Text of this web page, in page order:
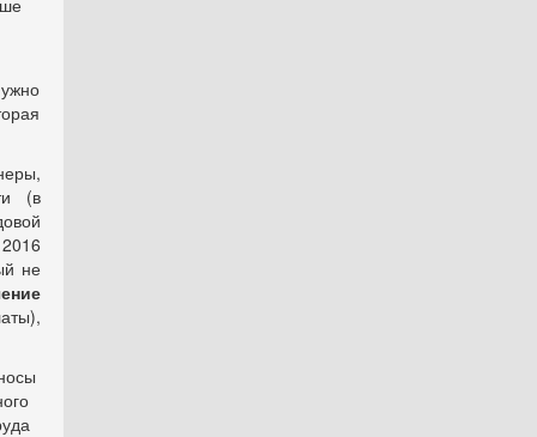
(в
не